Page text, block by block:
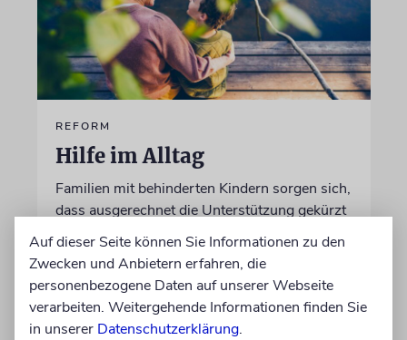
REFORM
Hilfe im Alltag
Familien mit behinderten Kindern sorgen sich,
dass ausgerechnet die Unterstützung gekürzt
wird, die ihnen ein selbstbestimmtes Leben
ermöglicht
von Christine Schmitt
05.08.2026
Auf dieser Seite können Sie Informationen zu den
Zwecken und Anbietern erfahren, die
personenbezogene Daten auf unserer Webseite
verarbeiten. Weitergehende Informationen finden Sie
in unserer Datenschutzerklärung.